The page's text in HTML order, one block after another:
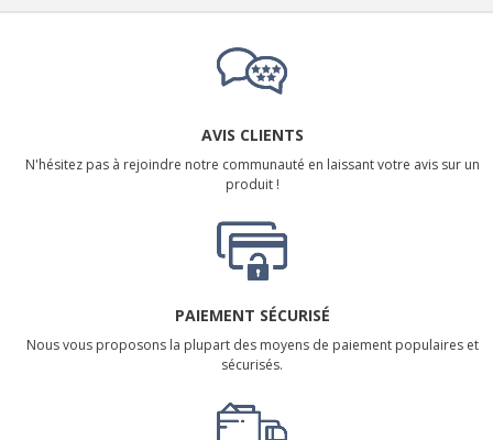
AVIS CLIENTS
N'hésitez pas à rejoindre notre communauté en laissant votre avis sur un
produit !
PAIEMENT SÉCURISÉ
Nous vous proposons la plupart des moyens de paiement populaires et
sécurisés.